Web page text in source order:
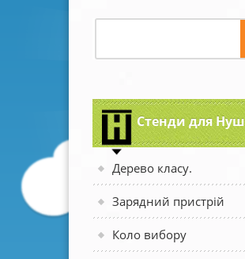
Стенди для Нуш
Дерево класу.
Зарядний пристрій
Коло вибору